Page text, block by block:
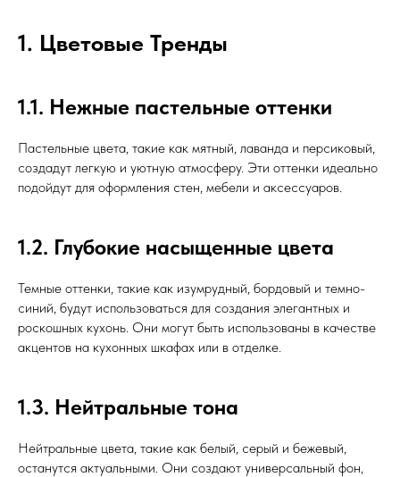
1. Цветовые Тренды
1.1. Нежные пастельные оттенки
Пастельные цвета, такие как мятный, лаванда и персиковый,
создадут легкую и уютную атмосферу. Эти оттенки идеально
подойдут для оформления стен, мебели и аксессуаров.
1.2. Глубокие насыщенные цвета
Темные оттенки, такие как изумрудный, бордовый и темно-
синий, будут использоваться для создания элегантных и
роскошных кухонь. Они могут быть использованы в качестве
акцентов на кухонных шкафах или в отделке.
1.3. Нейтральные тона
Нейтральные цвета, такие как белый, серый и бежевый,
останутся актуальными. Они создают универсальный фон,